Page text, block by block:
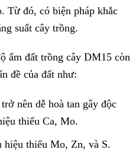
Từ đó, có biện pháp khắc
suất cây trồng.
ẩm đất trồng cây DM15 còn
đề của đất như:
nên dễ hoà tan gây độc
thiếu Ca, Mo.
hiệu thiếu Mo, Zn, và S.